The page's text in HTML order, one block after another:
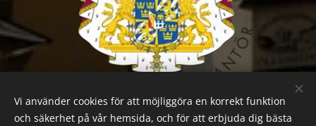
Vi använder cookies för att möjliggöra en korrekt funktion
och säkerhet på vår hemsida, och för att erbjuda dig bästa